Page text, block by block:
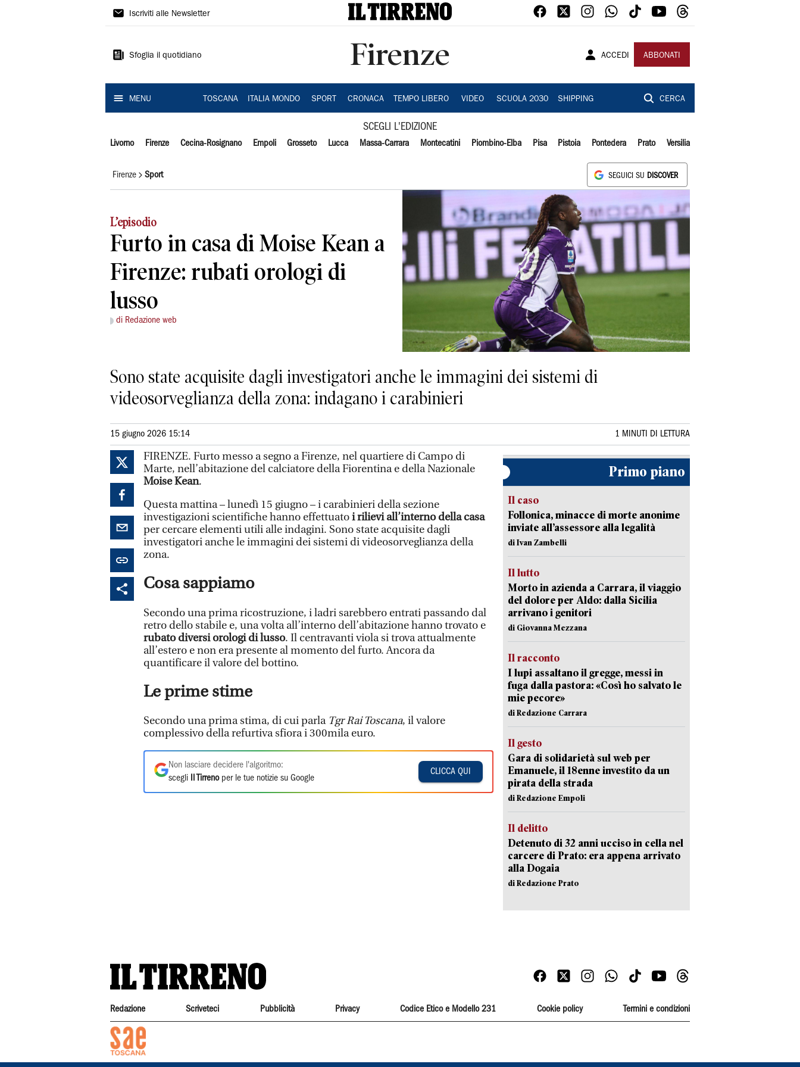
Il
Iscriviti alle Newsletter
Sfoglia il quotidiano Firenze ACCEDI ABBONATI
MENU TOSCANA ITALIA MONDO SPORT CRONACA TEMPO LIBERO VIDEO SCUOLA 2030 SHIPPING CERCA
SCEGLI L'EDIZIONE
Livorno Firenze Cecina-Rosignano Empoli Grosseto Lucca Massa-Carrara Montecatini Piombino-Elba Pisa Pistoia Pontedera Prato Versilia
Firenze Sport SEGUICI SU DISCOVER
L’episodio
Furto in casa di Moise Kean a
Firenze: rubati orologi di
lusso
di Redazione web
Sono state acquisite dagli investigatori anche le immagini dei sistemi di
videosorveglianza della zona: indagano i carabinieri
15 giugno 2026 15:14 1 MINUTI DI LETTURA
FIRENZE. Furto messo a segno a Firenze, nel quartiere di Campo di
Marte, nell’abitazione del calciatore della Fiorentina e della Nazionale
Moise Kean.
Questa mattina – lunedì 15 giugno – i carabinieri della sezione
investigazioni scientifiche hanno effettuatoi rilievi all’interno della casa
per cercare elementi utili alle indagini. Sono state acquisite dagli
investigatori anche le immagini dei sistemi di videosorveglianza della
zona.
Cosa sappiamo
Secondo una prima ricostruzione, i ladri sarebbero entrati passando dal
retro dello stabile e, una volta all’interno dell’abitazione hanno trovato e
rubato diversi orologi di lusso. Il centravanti viola si trova attualmente
all’estero e non era presente al momento del furto. Ancora da
quantificare il valore del bottino.
Le prime stime
Secondo una prima stima, di cui parla Tgr Rai Toscana, il valore
complessivo della refurtiva sfiora i 300mila euro.
Non lasciare decidere l'algoritmo:
scegli
Il Tirrenoper le tue notizie su Google
CLICCA QUI
Primo piano
Il caso
Follonica, minacce di morte anonime
inviate all’assessore alla legalità
di Ivan Zambelli
Il lutto
Morto in azienda a Carrara, il viaggio
del dolore per Aldo: dalla Sicilia
arrivano i genitori
di Giovanna Mezzana
Il racconto
I lupi assaltano il gregge, messi in
fuga dalla pastora: «Così ho salvato le
mie pecore»
di Redazione Carrara
Il gesto
Gara di solidarietà sul web per
Emanuele, il 18enne investito da un
pirata della strada
di Redazione Empoli
Il delitto
Detenuto di 32 anni ucciso in cella nel
carcere di Prato: era appena arrivato
alla Dogaia
di Redazione Prato
Redazione Scriveteci Pubblicità Privacy Codice Etico e Modello 231 Cookie policy Termini e condizioni